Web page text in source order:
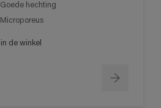
Goede hechting
Microporeus
de winkel